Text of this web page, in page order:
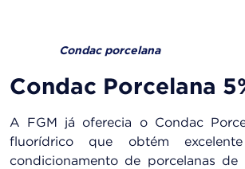
Condac porcelana
Condac Porcelana
A FGM já oferecia o Condac
fluorídrico que obtém
condicionamento de porcelanas de